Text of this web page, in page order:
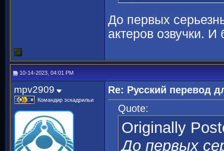
До первых
актеров озвучки. И
10-14-2023, 04:01 PM
mpv2909
Командир эскадрильи
Re: Русский перевод
Quote:
Originally
До первых